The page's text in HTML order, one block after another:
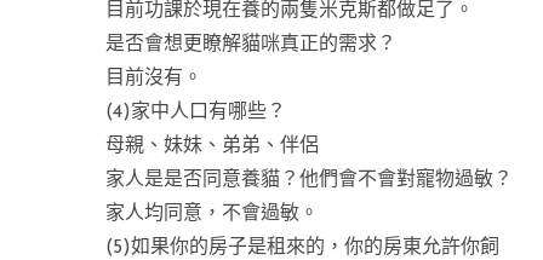
目前功課於現在養的兩隻米克斯都做足了。
是否會想更瞭解貓咪真正的需求？
目前沒有。
(4)家中人口有哪些？
母親、妹妹、弟弟、伴侶
家人是是否同意養貓？他們會不會對寵物過敏？
家人均同意，不會過敏。
(5)如果你的房子是租來的，你的房東允許你飼